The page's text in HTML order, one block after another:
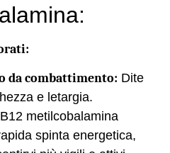
da combattimento: Dite
e letargia.
metilcobalamina
spinta energetica,